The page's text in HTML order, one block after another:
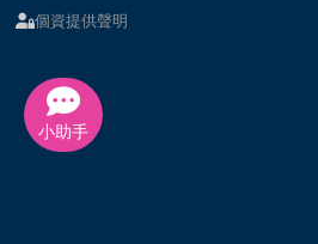
個資提供聲明
小助手